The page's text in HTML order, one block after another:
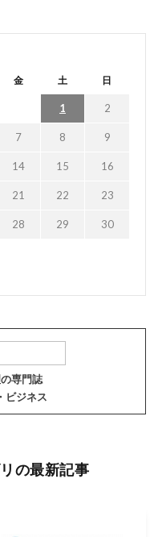
金 土 日
1 2
7 8 9
14 15 16
21 22 23
28 29 30
専門誌
ビジネス
の最新記事